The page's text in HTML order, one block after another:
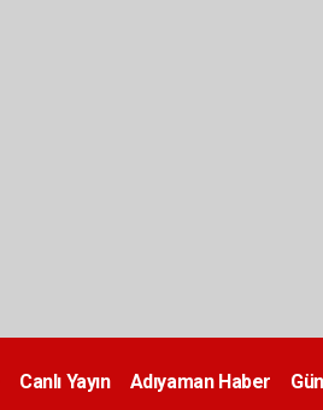
Canlı Yayın Adıyaman Haber